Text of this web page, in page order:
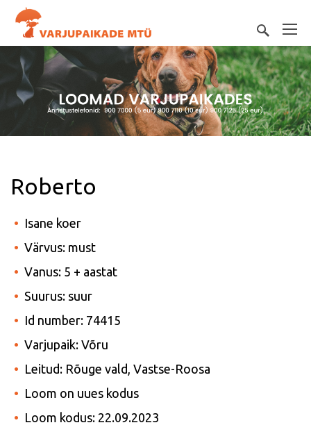
Roberto
Isane koer
Värvus: must
Vanus: 5 + aastat
Suurus: suur
Id number: 74415
Varjupaik: Võru
Leitud: Rõuge vald, Vastse-Roosa
Loom on uues kodus
Loom kodus: 22.09.2023